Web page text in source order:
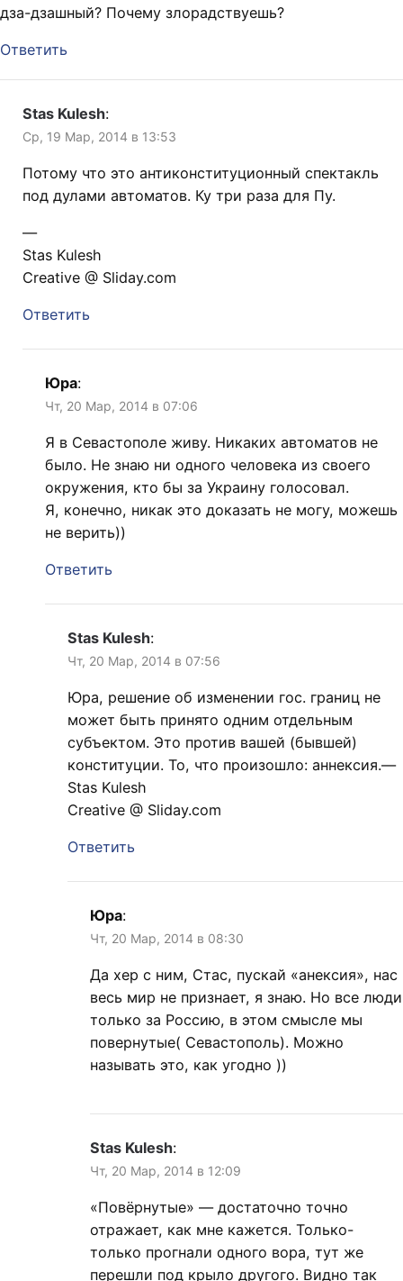
дза-дзашный? Почему злорадствуешь?
Ответить
Stas Kulesh:
Ср, 19 Мар, 2014 в 13:53
Потому что это антиконституционный спектакль
под дулами автоматов. Ку три раза для Пу.
—
Stas Kulesh
Creative @ Sliday.com
Ответить
Юра:
Чт, 20 Мар, 2014 в 07:06
Я в Севастополе живу. Никаких автоматов не
было. Не знаю ни одного человека из своего
окружения, кто бы за Украину голосовал.
Я, конечно, никак это доказать не могу, можешь
не верить))
Ответить
Stas Kulesh:
Чт, 20 Мар, 2014 в 07:56
Юра, решение об изменении гос. границ не
может быть принято одним отдельным
субъектом. Это против вашей (бывшей)
конституции. То, что произошло: аннексия.—
Stas Kulesh
Creative @ Sliday.com
Ответить
Юра:
Чт, 20 Мар, 2014 в 08:30
Да хер с ним, Стас, пускай «анексия», нас
весь мир не признает, я знаю. Но все люди
только за Россию, в этом смысле мы
повернутые( Севастополь). Можно
называть это, как угодно ))
Stas Kulesh:
Чт, 20 Мар, 2014 в 12:09
«Повёрнутые» — достаточно точно
отражает, как мне кажется. Только-
только прогнали одного вора, тут же
перешли под крыло другого. Видно так